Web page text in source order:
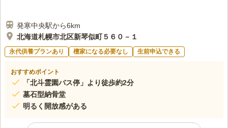
発寒中央駅から6km
北海道札幌市北区新琴似町５６０－１
永代供養プランあり 檀家になる必要なし 生前申込できる
おすすめポイント
「北斗霊園バス停」より徒歩約2分
墓石型納骨堂
明るく開放感がある